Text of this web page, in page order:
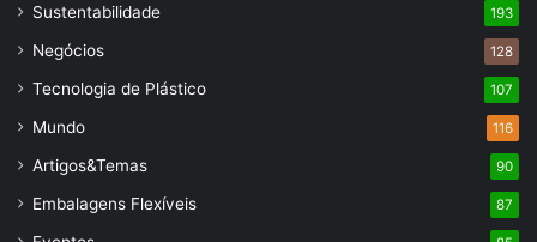
Sustentabilidade 193
Negócios 128
Tecnologia de Plástico 107
Mundo 116
Artigos&Temas 90
Embalagens Flexíveis 87